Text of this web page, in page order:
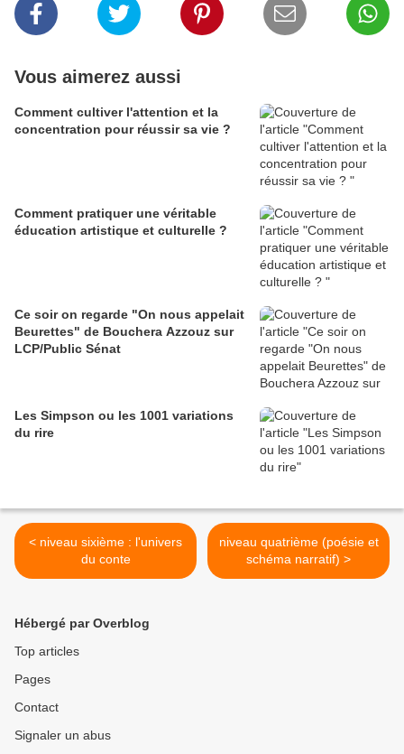
Vous aimerez aussi
Comment cultiver l'attention et la
concentration pour réussir sa vie ?
Comment pratiquer une véritable
éducation artistique et culturelle ?
Ce soir on regarde "On nous appelait
Beurettes" de Bouchera Azzouz sur
LCP/Public Sénat
Les Simpson ou les 1001 variations
du rire
< niveau sixième : l'univers
du conte
niveau quatrième (poésie et
schéma narratif) >
Hébergé par Overblog
Top articles
Pages
Contact
Signaler un abus